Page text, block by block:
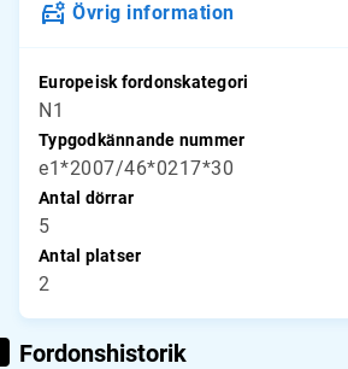
Övrig information
Europeisk fordonskategori
N1
Typgodkännande nummer
e1*2007/46*0217*30
Antal dörrar
5
Antal platser
2
Fordonshistorik